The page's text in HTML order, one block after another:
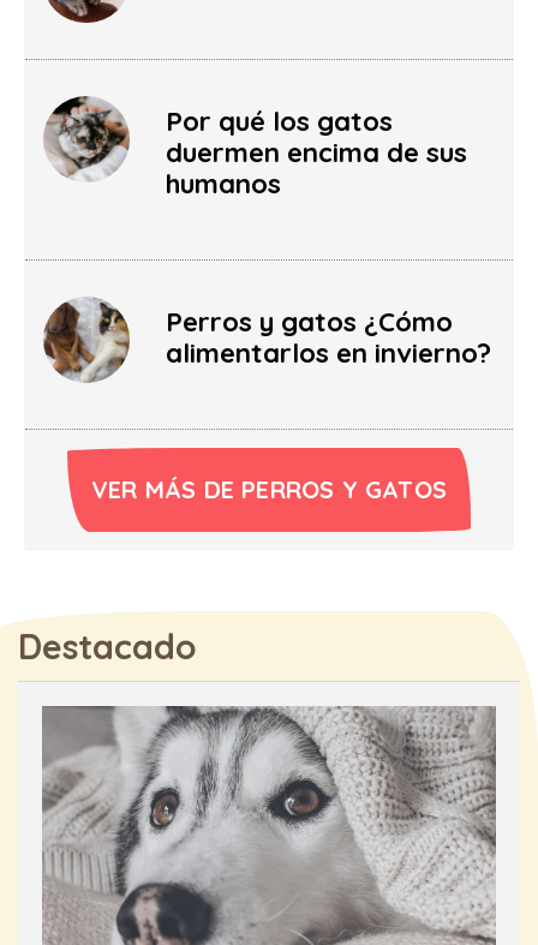
Por qué los gatos
duermen encima de sus
humanos
Perros y gatos ¿Cómo
alimentarlos en invierno?
VER MÁS DE PERROS Y GATOS
Destacado